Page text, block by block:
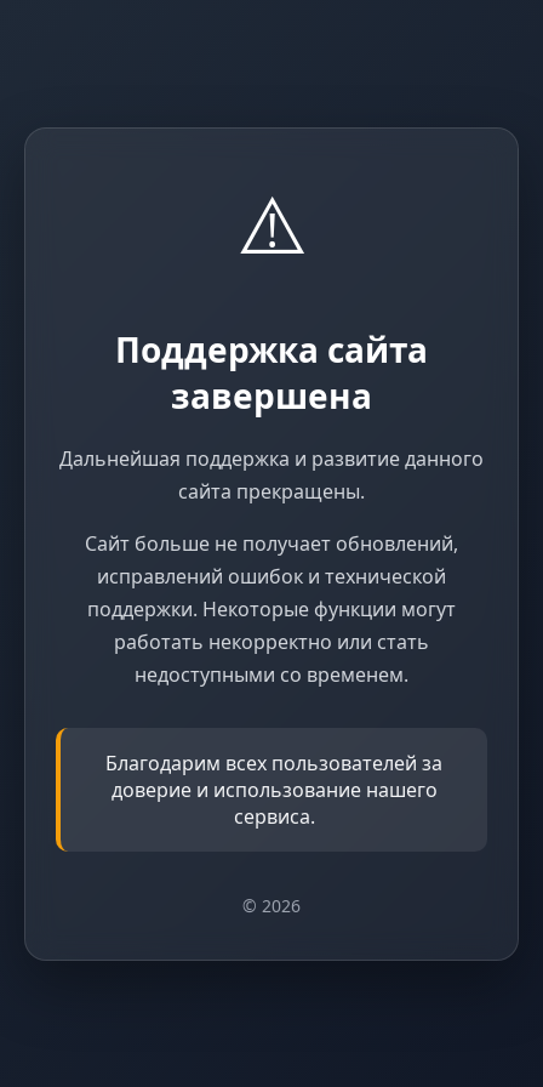
⚠️
Поддержка сайта
завершена
Дальнейшая поддержка и развитие данного
сайта прекращены.
Сайт больше не получает обновлений,
исправлений ошибок и технической
поддержки. Некоторые функции могут
работать некорректно или стать
недоступными со временем.
Благодарим всех пользователей за
доверие и использование нашего
сервиса.
© 2026